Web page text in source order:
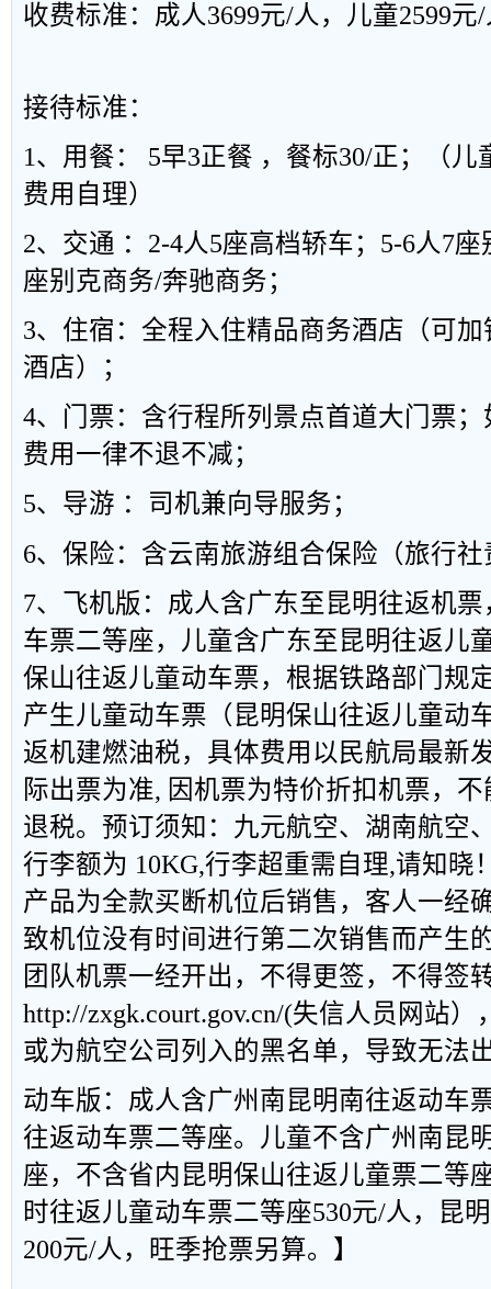
收费标准：成人3699元/人，儿童2599元
接待标准：
1、用餐： 5早3正餐 ，餐标30/正；（
费用自理）
2、交通 ：2-4人5座高档轿车；5-6人7
座别克商务/奔驰商务；
3、住宿：全程入住精品商务酒店（可
酒店）；
4、门票：含行程所列景点首道大门票
费用一律不退不减；
5、导游 ：司机兼向导服务；
6、保险：含云南旅游组合保险（旅行
7、飞机版：成人含广东至昆明往返机
车票二等座，儿童含广东至昆明往返儿
保山往返儿童动车票，根据铁路部门规
产生儿童动车票（昆明保山往返儿童动
返机建燃油税，具体费用以民航局最新
际出票为准, 因机票为特价折扣机票，
退税。预订须知：九元航空、湖南航空
行李额为 10KG,行李超重需自理,请知晓
产品为全款买断机位后销售，客人一经
致机位没有时间进行第二次销售而产生
团队机票一经开出，不得更签，不得签
http://zxgk.court.gov.cn/(失信人员网站
或为航空公司列入的黑名单，导致无法
动车版：成人含广州南昆明南往返动车
往返动车票二等座。儿童不含广州南昆
座，不含省内昆明保山往返儿童票二等
时往返儿童动车票二等座530元/人，昆
200元/人，旺季抢票另算。】